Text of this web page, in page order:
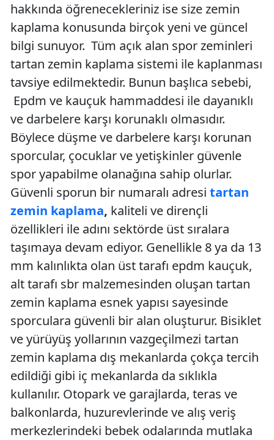
hakkında öğrenecekleriniz ise size zemin
kaplama konusunda birçok yeni ve güncel
bilgi sunuyor. Tüm açık alan spor zeminleri
tartan zemin kaplama sistemi ile kaplanması
tavsiye edilmektedir. Bunun başlıca sebebi,
Epdm ve kauçuk hammaddesi ile dayanıklı
ve darbelere karşı korunaklı olmasıdır.
Böylece düşme ve darbelere karşı korunan
sporcular, çocuklar ve yetişkinler güvenle
spor yapabilme olanağına sahip olurlar.
Güvenli sporun bir numaralı adresi tartan
zemin kaplama, kaliteli ve dirençli
özellikleri ile adını sektörde üst sıralara
taşımaya devam ediyor. Genellikle 8 ya da 13
mm kalınlıkta olan üst tarafı epdm kauçuk,
alt tarafı sbr malzemesinden oluşan tartan
zemin kaplama esnek yapısı sayesinde
sporculara güvenli bir alan oluşturur. Bisiklet
ve yürüyüş yollarının vazgeçilmezi tartan
zemin kaplama dış mekanlarda çokça tercih
edildiği gibi iç mekanlarda da sıklıkla
kullanılır. Otopark ve garajlarda, teras ve
balkonlarda, huzurevlerinde ve alış veriş
merkezlerindeki bebek odalarında mutlaka